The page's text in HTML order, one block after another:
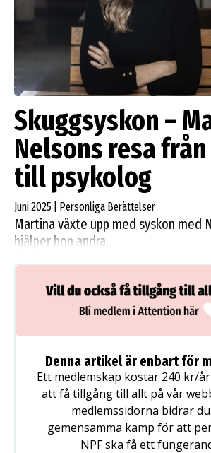
Skuggsyskon –
Nelsons resa
till psykolog
Juni 2025 | Personliga Berättelser
Martina växte upp med syskon med
hjälper hon andra.
Denna artikel är enbart för
Ett medlemskap kostar 240 kr/
att få tillgång till allt på vår
medlemssidorna bidrar
gemensamma kamp för att
NPF ska få ett